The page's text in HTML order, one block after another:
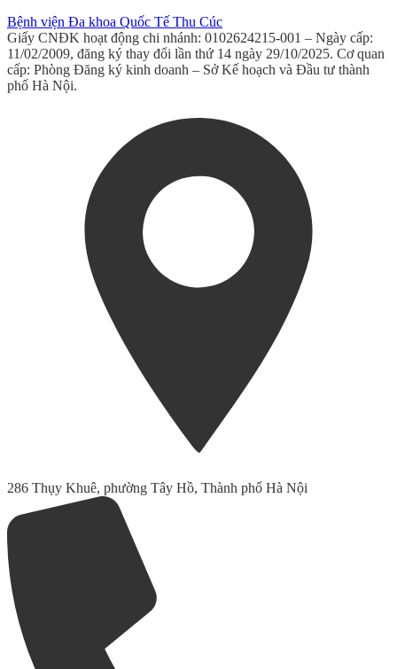
Bệnh viện Đa khoa Quốc Tế Thu Cúc
Giấy CNĐK hoạt động chi nhánh: 0102624215-001 – Ngày cấp:
11/02/2009, đăng ký thay đổi lần thứ 14 ngày 29/10/2025. Cơ quan
cấp: Phòng Đăng ký kinh doanh – Sở Kế hoạch và Đầu tư thành
phố Hà Nội.
286 Thụy Khuê, phường Tây Hồ, Thành phố Hà Nội